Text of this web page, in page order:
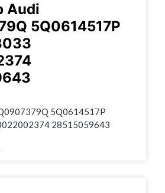
Audi
5Q0614517P
5Q0614517P
28515059643